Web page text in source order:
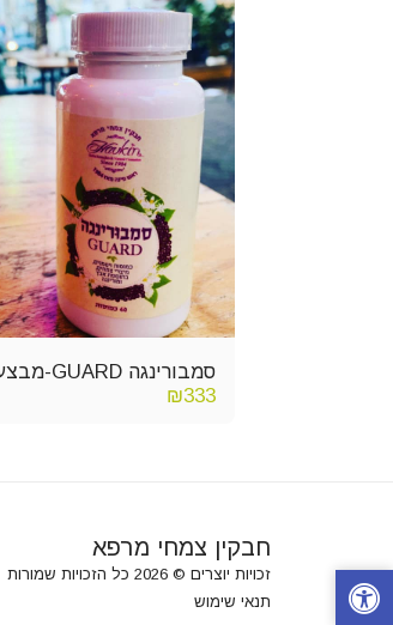
סמבורינגה GUARD-מבצע 3
₪333
חבקין צמחי מרפא
זכויות יוצרים © 2026 כל הזכויות שמורות
תנאי שימוש